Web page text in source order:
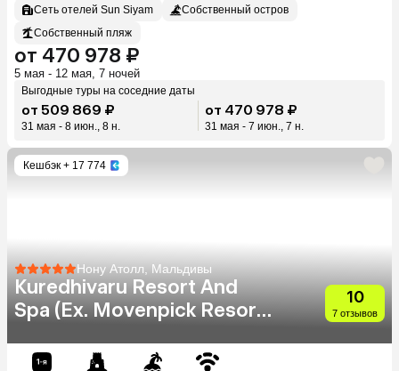
Сеть отелей Sun Siyam
Собственный остров
Собственный пляж
от 470 978 ₽
5 мая - 12 мая, 7 ночей
Выгодные туры на соседние даты
от 509 869 ₽
31 мая - 8 июн., 8 н.
от 470 978 ₽
31 мая - 7 июн., 7 н.
Кешбэк + 17 774
Нону Атолл, Мальдивы
Kuredhivaru Resort And
Spa (Ex. Movenpick Resort
10
7 отзывов